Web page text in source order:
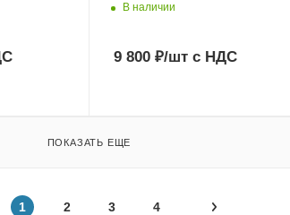
В наличии
9 800 ₽/шт с НДС
ПОКАЗАТЬ ЕЩЕ
1 2 3 4